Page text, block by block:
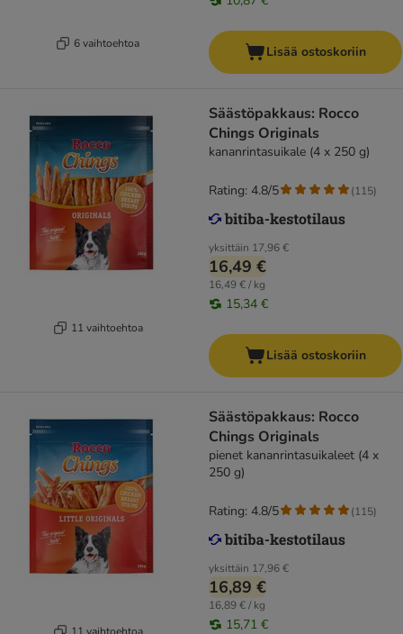
6 vaihtoehtoa
Lisää ostoskoriin
11 vaihtoehtoa
Säästöpakkaus: Rocco
Chings Originals
kananrintasuikale (4 x 250 g)
yksittäin 17,96 €
16,49 €
16,49 € / kg
15,34 €
Rating: 4.8/5 (115)
Lisää ostoskoriin
11 vaihtoehtoa
Säästöpakkaus: Rocco
Chings Originals
pienet kananrintasuikaleet (4 x
250 g)
yksittäin 17,96 €
16,89 €
16,89 € / kg
15,71 €
Rating: 4.8/5 (115)